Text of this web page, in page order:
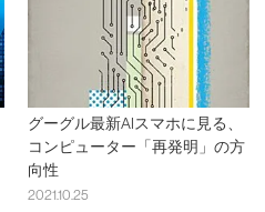
グーグル最新AIスマホに見る、
コンピューター「再発明」の方
向性
2021.10.25